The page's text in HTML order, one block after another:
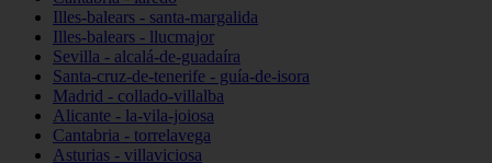
Illes-balears - santa-margalida
Illes-balears - llucmajor
Sevilla - alcalá-de-guadaíra
Santa-cruz-de-tenerife - guía-de-isora
Madrid - collado-villalba
Alicante - la-vila-joiosa
Cantabria - torrelavega
Asturias - villaviciosa